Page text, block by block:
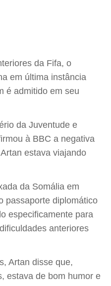
da Fifa, o
em última instância
é admitido em seu
da Juventude e
à BBC a negativa
estava viajando
da Somália em
passaporte diplomático
especificamente para
anteriores
Artan disse que,
estava de bom humor e